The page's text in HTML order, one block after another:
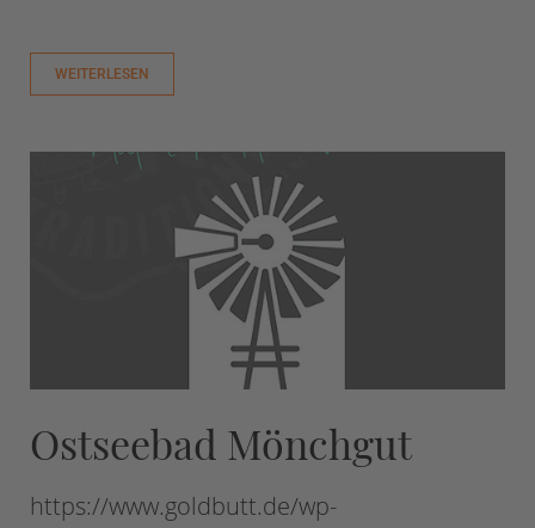
WEITERLESEN
Ostseebad Mönchgut
https://www.goldbutt.de/wp-